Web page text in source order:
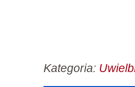
Kategoria: